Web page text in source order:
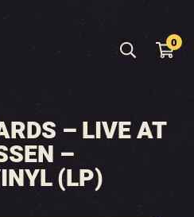
0
– LIVE AT
–
(LP)